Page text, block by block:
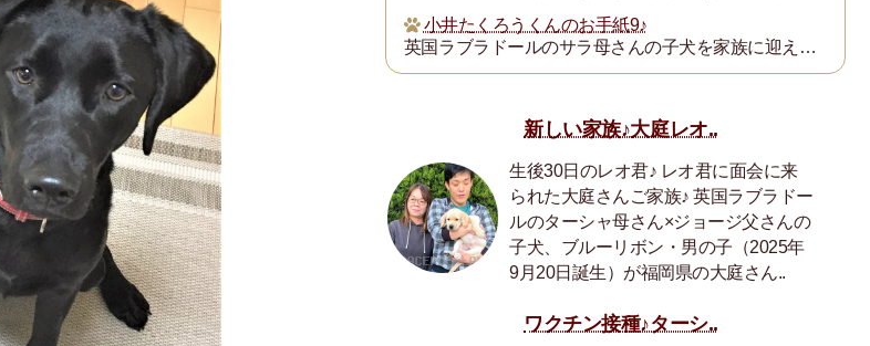
小井たくろうくんのお手紙9♪
英国ラブラドールのサラ母さんの子犬を家族に迎えられた三重県の小井様は、子犬を「たくろう」と名付け楽しく暮らしておられます。このたび小井様からお写真とお手紙をいた...
新しい家族♪大庭レオ..
生後30日のレオ君♪ レオ君に面会に来
られた大庭さんご家族♪ 英国ラブラドー
ルのターシャ母さん×ジョージ父さんの
子犬、ブルーリボン・男の子（2025年
9月20日誕生）が福岡県の大庭さん..
ワクチン接種♪ターシ..